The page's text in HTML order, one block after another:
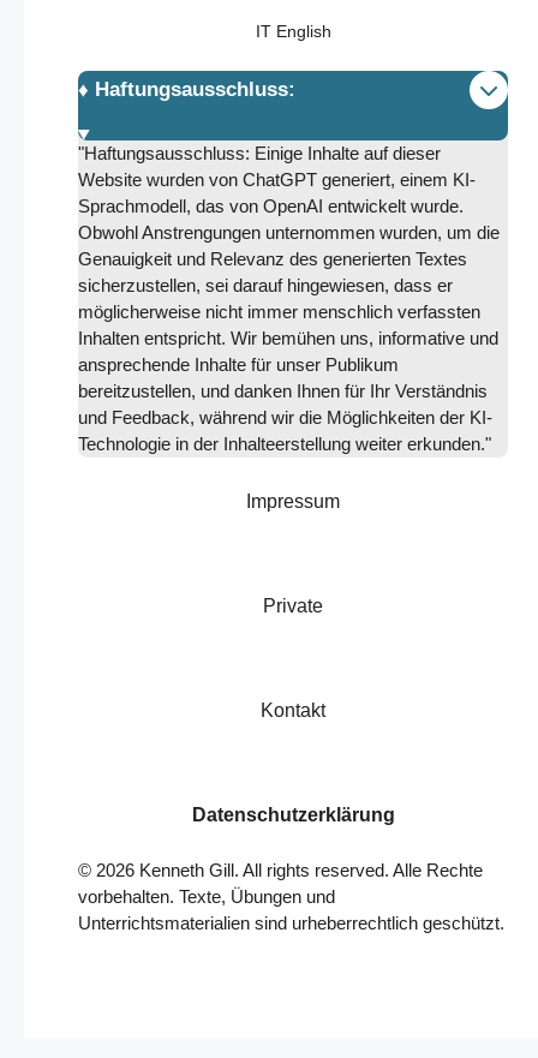
IT English
♦️ Haftungsausschluss:
"Haftungsausschluss: Einige Inhalte auf dieser
Website wurden von ChatGPT generiert, einem KI-
Sprachmodell, das von OpenAI entwickelt wurde.
Obwohl Anstrengungen unternommen wurden, um die
Genauigkeit und Relevanz des generierten Textes
sicherzustellen, sei darauf hingewiesen, dass er
möglicherweise nicht immer menschlich verfassten
Inhalten entspricht. Wir bemühen uns, informative und
ansprechende Inhalte für unser Publikum
bereitzustellen, und danken Ihnen für Ihr Verständnis
und Feedback, während wir die Möglichkeiten der KI-
Technologie in der Inhalteerstellung weiter erkunden."
Impressum
Private
Kontakt
Datenschutzerklärung
© 2026Kenneth Gill. All rights reserved. Alle Rechte
vorbehalten. Texte, Übungen und
Unterrichtsmaterialien sind urheberrechtlich geschützt.